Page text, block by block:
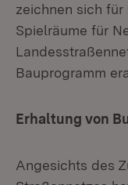
zeichnen sich
Spielräume für
Bauprogramm
Erhaltung von
Angesichts des